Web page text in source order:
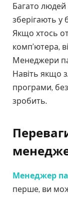
Багато людей
зберігають у
Якщо хтось
комп’ютера,
Менеджери
Навіть якщо
програми,
зробить.
Менеджер
перше, ви